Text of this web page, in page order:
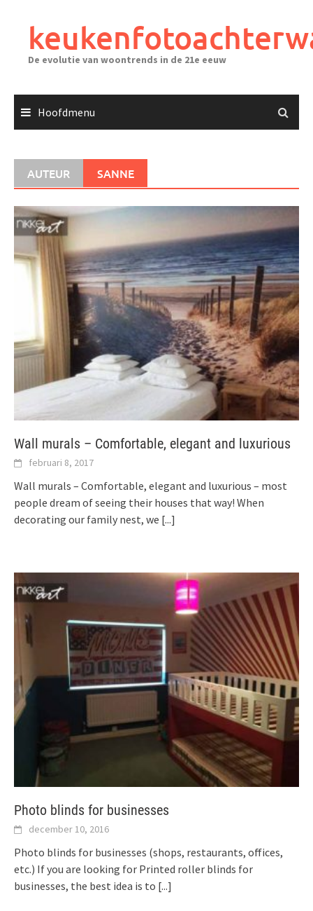
inhoudDe evolutie van woontrends in de 21e eeuw
Hoofdmenu
AUTEUR SANNE
Wall murals – Comfortable, elegant and luxurious
februari 8, 2017
Wall murals – Comfortable, elegant and luxurious – most
people dream of seeing their houses that way! When
decorating our family nest, we [...]
Photo blinds for businesses
december 10, 2016
Photo blinds for businesses (shops, restaurants, offices,
etc.) If you are looking for Printed roller blinds for
businesses, the best idea is to [...]